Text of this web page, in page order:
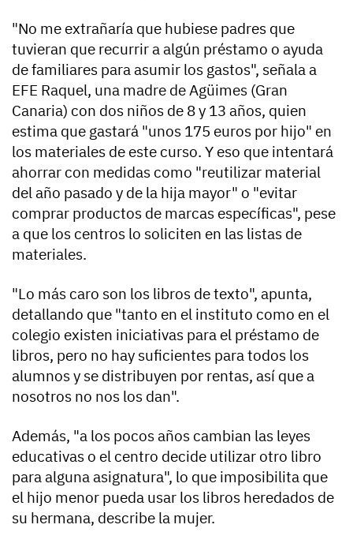
"No me extrañaría que hubiese padres que
tuvieran que recurrir a algún préstamo o ayuda
de familiares para asumir los gastos", señala a
EFE Raquel, una madre de Agüimes (Gran
Canaria) con dos niños de 8 y 13 años, quien
estima que gastará "unos 175 euros por hijo" en
los materiales de este curso. Y eso que intentará
ahorrar con medidas como "reutilizar material
del año pasado y de la hija mayor" o "evitar
comprar productos de marcas específicas", pese
a que los centros lo soliciten en las listas de
materiales.
"Lo más caro son los libros de texto", apunta,
detallando que "tanto en el instituto como en el
colegio existen iniciativas para el préstamo de
libros, pero no hay suficientes para todos los
alumnos y se distribuyen por rentas, así que a
nosotros no nos los dan".
Además, "a los pocos años cambian las leyes
educativas o el centro decide utilizar otro libro
para alguna asignatura", lo que imposibilita que
el hijo menor pueda usar los libros heredados de
su hermana, describe la mujer.